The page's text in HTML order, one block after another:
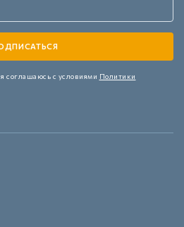
я соглашаюсь с условиями Политики